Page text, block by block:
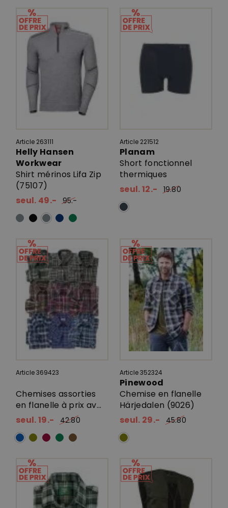
Article 263111
Helly Hansen
Workwear
Shirt mérinos Lifa Zip
(75107)
seul. 49.-
95.-
Article 221512
Planam
Short fonctionnel
thermiques
seul. 12.-
19.80
Article 369423
Chemises assorties
en flanelle à prix av...
seul. 19.-
42.80
Article 352324
Pinewood
Chemise en flanelle
Härjedalen (9026)
seul. 29.-
45.80